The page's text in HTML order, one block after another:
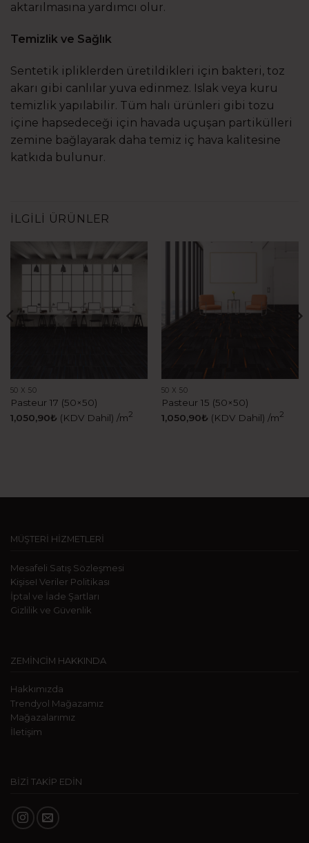
aktarılmasına yardımcı olur.
Temizlik ve Sağlık
Sentetik ipliklerden üretildikleri için bakteri, toz
akarı gibi canlılar yuva edinmez. Islak veya kuru
temizlik yapılabilir. Tüm halı ürünleri gibi tozu
içine hapsedeceği için havada uçuşan partikülleri
zemine bağlayarak daha temiz iç hava kalitesine
katkıda bulunur.
İLGILI ÜRÜNLER
50 X 50
Pasteur 17 (50×50)
1,050,90₺ (KDV Dahil) /m2
50 X 50
Pasteur 15 (50×50)
1,050,90₺ (KDV Dahil) /m2
MÜŞTERİ HİZMETLERİ
Mesafeli Satış Sözleşmesi
KişiseI Veriler Politikası
İptal ve İade Şartları
Gizlilik ve Güvenlik
ZEMİNCİM HAKKINDA
Hakkımızda
Trendyol Mağazamız
Mağazalarımız
İletişim
BİZİ TAKİP EDİN